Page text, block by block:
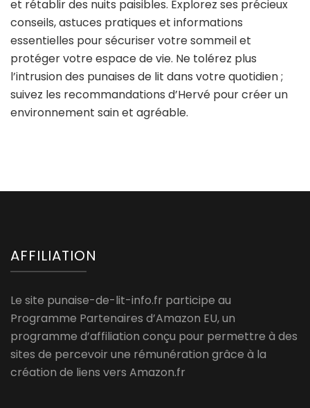
et rétablir des nuits paisibles. Explorez ses précieux
conseils, astuces pratiques et informations
essentielles pour sécuriser votre sommeil et
protéger votre espace de vie. Ne tolérez plus
l’intrusion des punaises de lit dans votre quotidien ;
suivez les recommandations d’Hervé pour créer un
environnement sain et agréable.
AFFILIATION
Le site punaise-de-lit-info.fr participe au
Programme Partenaires d’Amazon EU, un
programme d’affiliation conçu pour permettre à des
sites de percevoir une rémunération grâce à la
création de liens vers Amazon.fr